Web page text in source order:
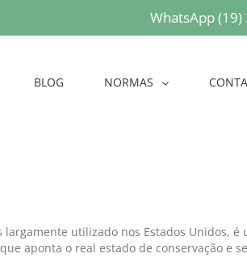
WhatsApp
BLOG NORMAS
utilizado nos Estados Unidos, é
aponta o real estado de conservação e